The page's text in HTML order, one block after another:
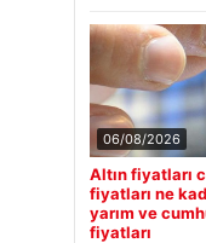
06/08/2026
Altın fiyatları
fiyatları ne
yarım ve
fiyatları